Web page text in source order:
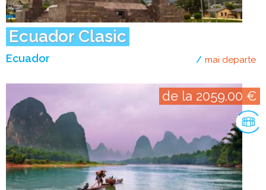
Ecuador Clasic
Ecuador mai departe
de la 2059.00 €